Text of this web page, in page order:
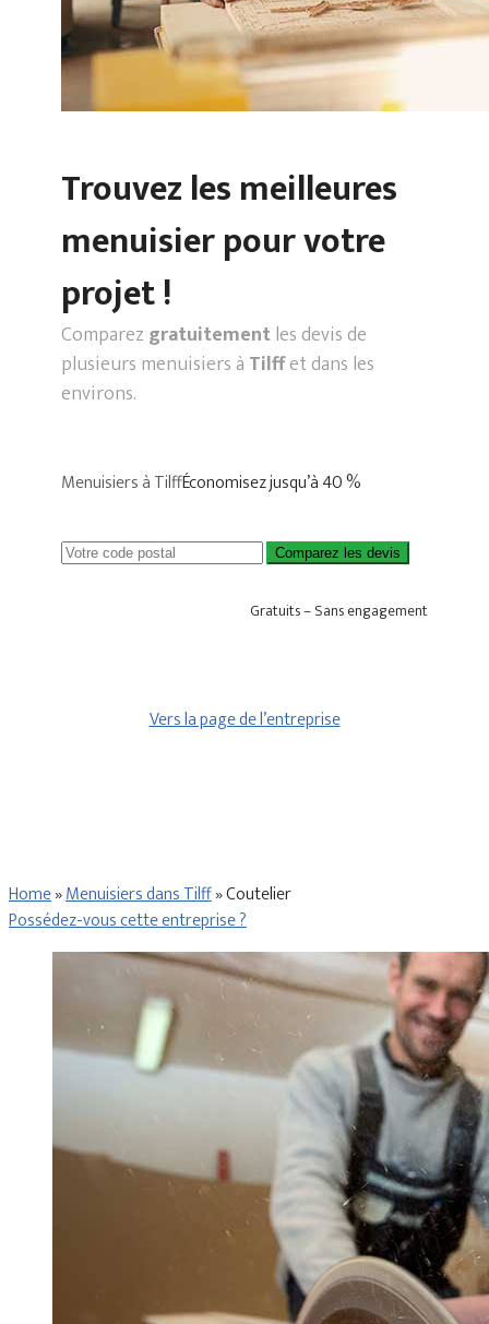
Trouvez les meilleures
menuisier pour votre
projet !
Comparez gratuitementles devis de
plusieurs menuisiers à Tilffet dans les
environs.
Menuisiers à TilffÉconomisez jusqu’à 40 %
Comparez les devis
Gratuits – Sans engagement
Vers la page de l’entreprise
Home»Menuisiers dans Tilff»Coutelier
Possédez-vous cette entreprise ?